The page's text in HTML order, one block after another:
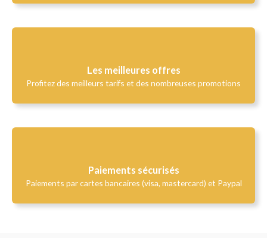
Les meilleures offres
Profitez des meilleurs tarifs et des nombreuses promotions
Paiements sécurisés
Paiements par cartes bancaires (visa, mastercard) et Paypal